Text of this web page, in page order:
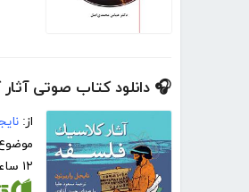
🎧 دانلود کتاب صوتی
از:
۱۲ ساعت و ۴۷ دقیقه